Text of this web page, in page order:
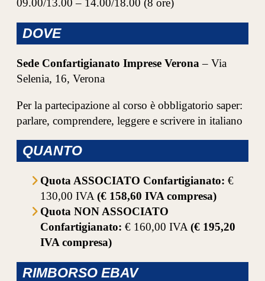
09.00/13.00 – 14.00/18.00 (8 ore)
DOVE
Sede Confartigianato Imprese Verona – Via
Selenia, 16, Verona
Per la partecipazione al corso è obbligatorio saper:
parlare, comprendere, leggere e scrivere in italiano
QUANTO
Quota ASSOCIATO Confartigianato: €
130,00 IVA(€ 158,60 IVA compresa)
Quota NON ASSOCIATO
Confartigianato: € 160,00 IVA(€ 195,20
IVA compresa)
RIMBORSO EBAV